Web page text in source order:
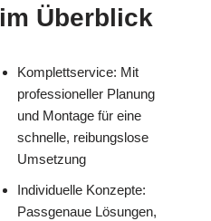
im Überblick
Komplettservice: Mit
professioneller Planung
und Montage für eine
schnelle, reibungslose
Umsetzung
Individuelle Konzepte:
Passgenaue Lösungen,